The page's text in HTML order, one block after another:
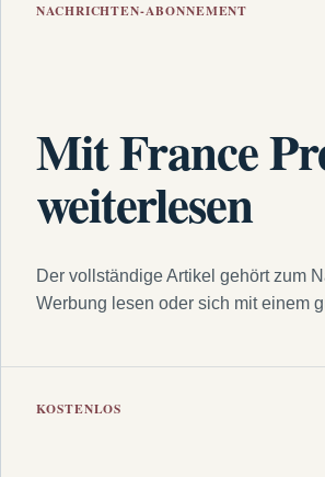
NACHRICHTEN-ABONNEMENT
Mit France
weiterlesen
Der vollständige Artikel gehört zum
Werbung lesen oder sich mit einem
KOSTENLOS